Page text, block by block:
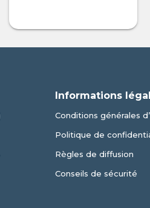
Informations
Conditions générales
Politique de
Règles de diffusion
Conseils de sécurité